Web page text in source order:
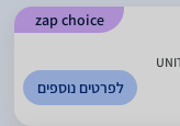
zap choice
לפרטים נוספים